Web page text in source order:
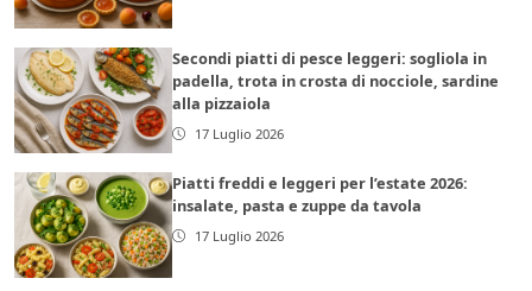
Secondi piatti di pesce leggeri: sogliola in
padella, trota in crosta di nocciole, sardine
alla pizzaiola
17 Luglio 2026
Piatti freddi e leggeri per l’estate 2026:
insalate, pasta e zuppe da tavola
17 Luglio 2026